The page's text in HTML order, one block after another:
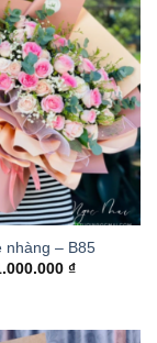
nhàng – B85
₫